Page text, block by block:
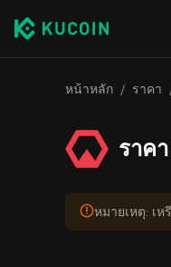
หน้าหลัก / ราคา
ราค
หมายเหตุ: เ